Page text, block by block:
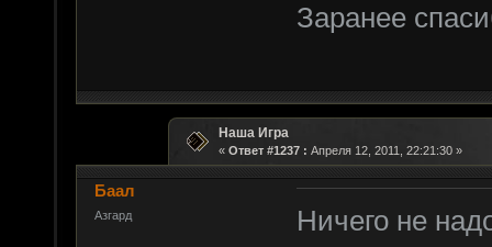
Заранее
Наша Игра
« Ответ #1237 : Апреля 12, 2011, 22:21:30 »
Баал
Азгард Ничего не